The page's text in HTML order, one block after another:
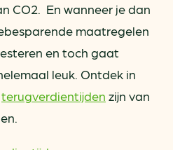
CO2. En wanneer je dan
maatregelen
en toch gaat
leuk. Ontdek in
terugverdientijden zijn van